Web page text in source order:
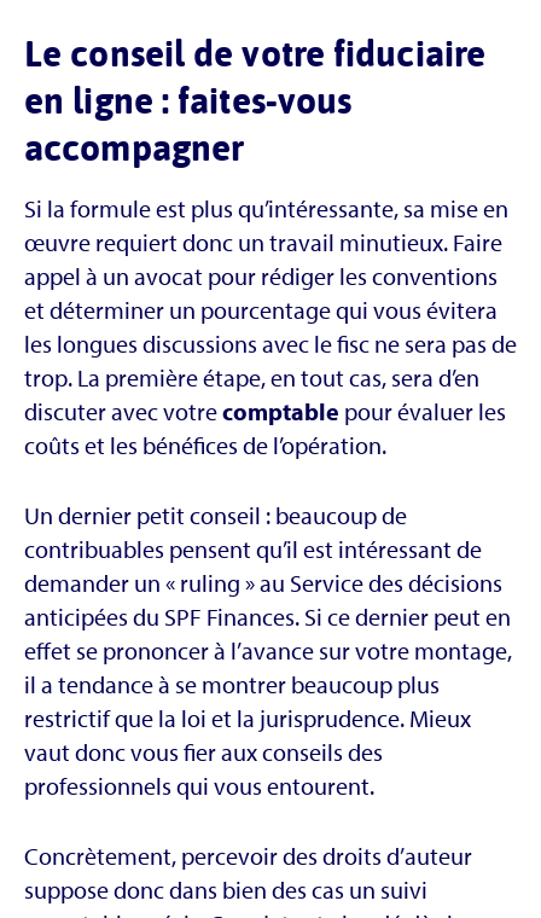
Le conseil de votre fiduciaire
en ligne : faites-vous
accompagner
Si la formule est plus qu’intéressante, sa mise en
œuvre requiert donc un travail minutieux. Faire
appel à un avocat pour rédiger les conventions
et déterminer un pourcentage qui vous évitera
les longues discussions avec le fisc ne sera pas de
trop. La première étape, en tout cas, sera d’en
discuter avec votrecomptable pour évaluer les
coûts et les bénéfices de l’opération.
Un dernier petit conseil : beaucoup de
contribuables pensent qu’il est intéressant de
demander un « ruling » au Service des décisions
anticipées du SPF Finances. Si ce dernier peut en
effet se prononcer à l’avance sur votre montage,
il a tendance à se montrer beaucoup plus
restrictif que la loi et la jurisprudence. Mieux
vaut donc vous fier aux conseils des
professionnels qui vous entourent.
Concrètement, percevoir des droits d’auteur
suppose donc dans bien des cas un suivi